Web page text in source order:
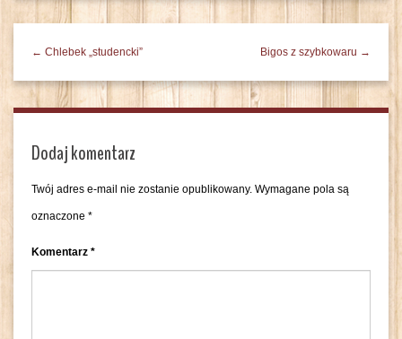
← Chlebek „studencki” Bigos z szybkowaru →
Dodaj komentarz
Twój adres e-mail nie zostanie opublikowany. Wymagane pola są
oznaczone *
Komentarz *